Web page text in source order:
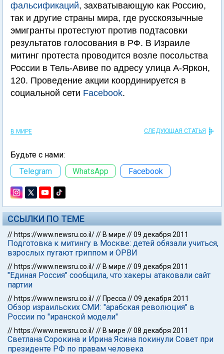
фальсификаций, захватывающую как Россию,
так и другие страны мира, где русскоязычные
эмигранты протестуют против подтасовки
результатов голосования в РФ. В Израиле
митинг протеста проводится возле посольства
России в Тель-Авиве по адресу улица А-Яркон,
120. Проведение акции координируется в
социальной сети Facebook.
В МИРЕ СЛЕДУЮЩАЯ СТАТЬЯ
Будьте с нами:
Telegram
WhatsApp Facebook
ССЫЛКИ ПО ТЕМЕ
// https://www.newsru.co.il/// В мире //09 декабря 2011
Подготовка к митингу в Москве: детей обязали учиться,
взрослых пугают гриппом и ОРВИ
// https://www.newsru.co.il/// В мире //09 декабря 2011
"Единая Россия" сообщила, что хакеры атаковали сайт
партии
// https://www.newsru.co.il/// Пресса //09 декабря 2011
Обзор израильских СМИ: "арабская революция" в
России по "иранской модели"
// https://www.newsru.co.il/// В мире //08 декабря 2011
Светлана Сорокина и Ирина Ясина покинули Совет при
президенте РФ по правам человека